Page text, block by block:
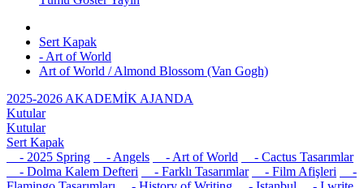
Sert Kapak
- Art of World
Art of World / Almond Blossom (Van Gogh)
2025-2026 AKADEMİK AJANDA
Kutular
Kutular
Sert Kapak
- 2025 Spring
- Angels - Art of World
- Cactus Tasarımlar
- Dolma Kalem Defteri
- Farklı Tasarımlar - Film Afişleri
-